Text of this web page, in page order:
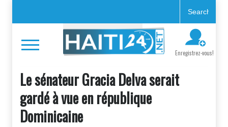
Enregistrez-vous!
Le sénateur Gracia Delva serait
gardé à vue en république
Dominicaine